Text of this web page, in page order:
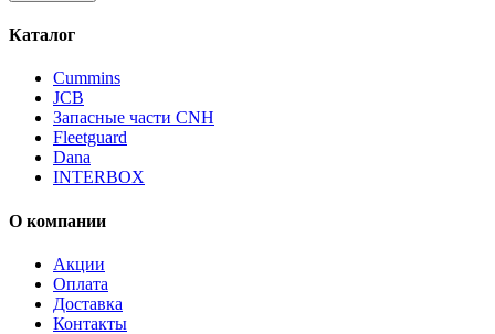
Каталог
Cummins
JCB
Запасные части CNH
Fleetguard
Dana
INTERBOX
О компании
Акции
Оплата
Доставка
Контакты